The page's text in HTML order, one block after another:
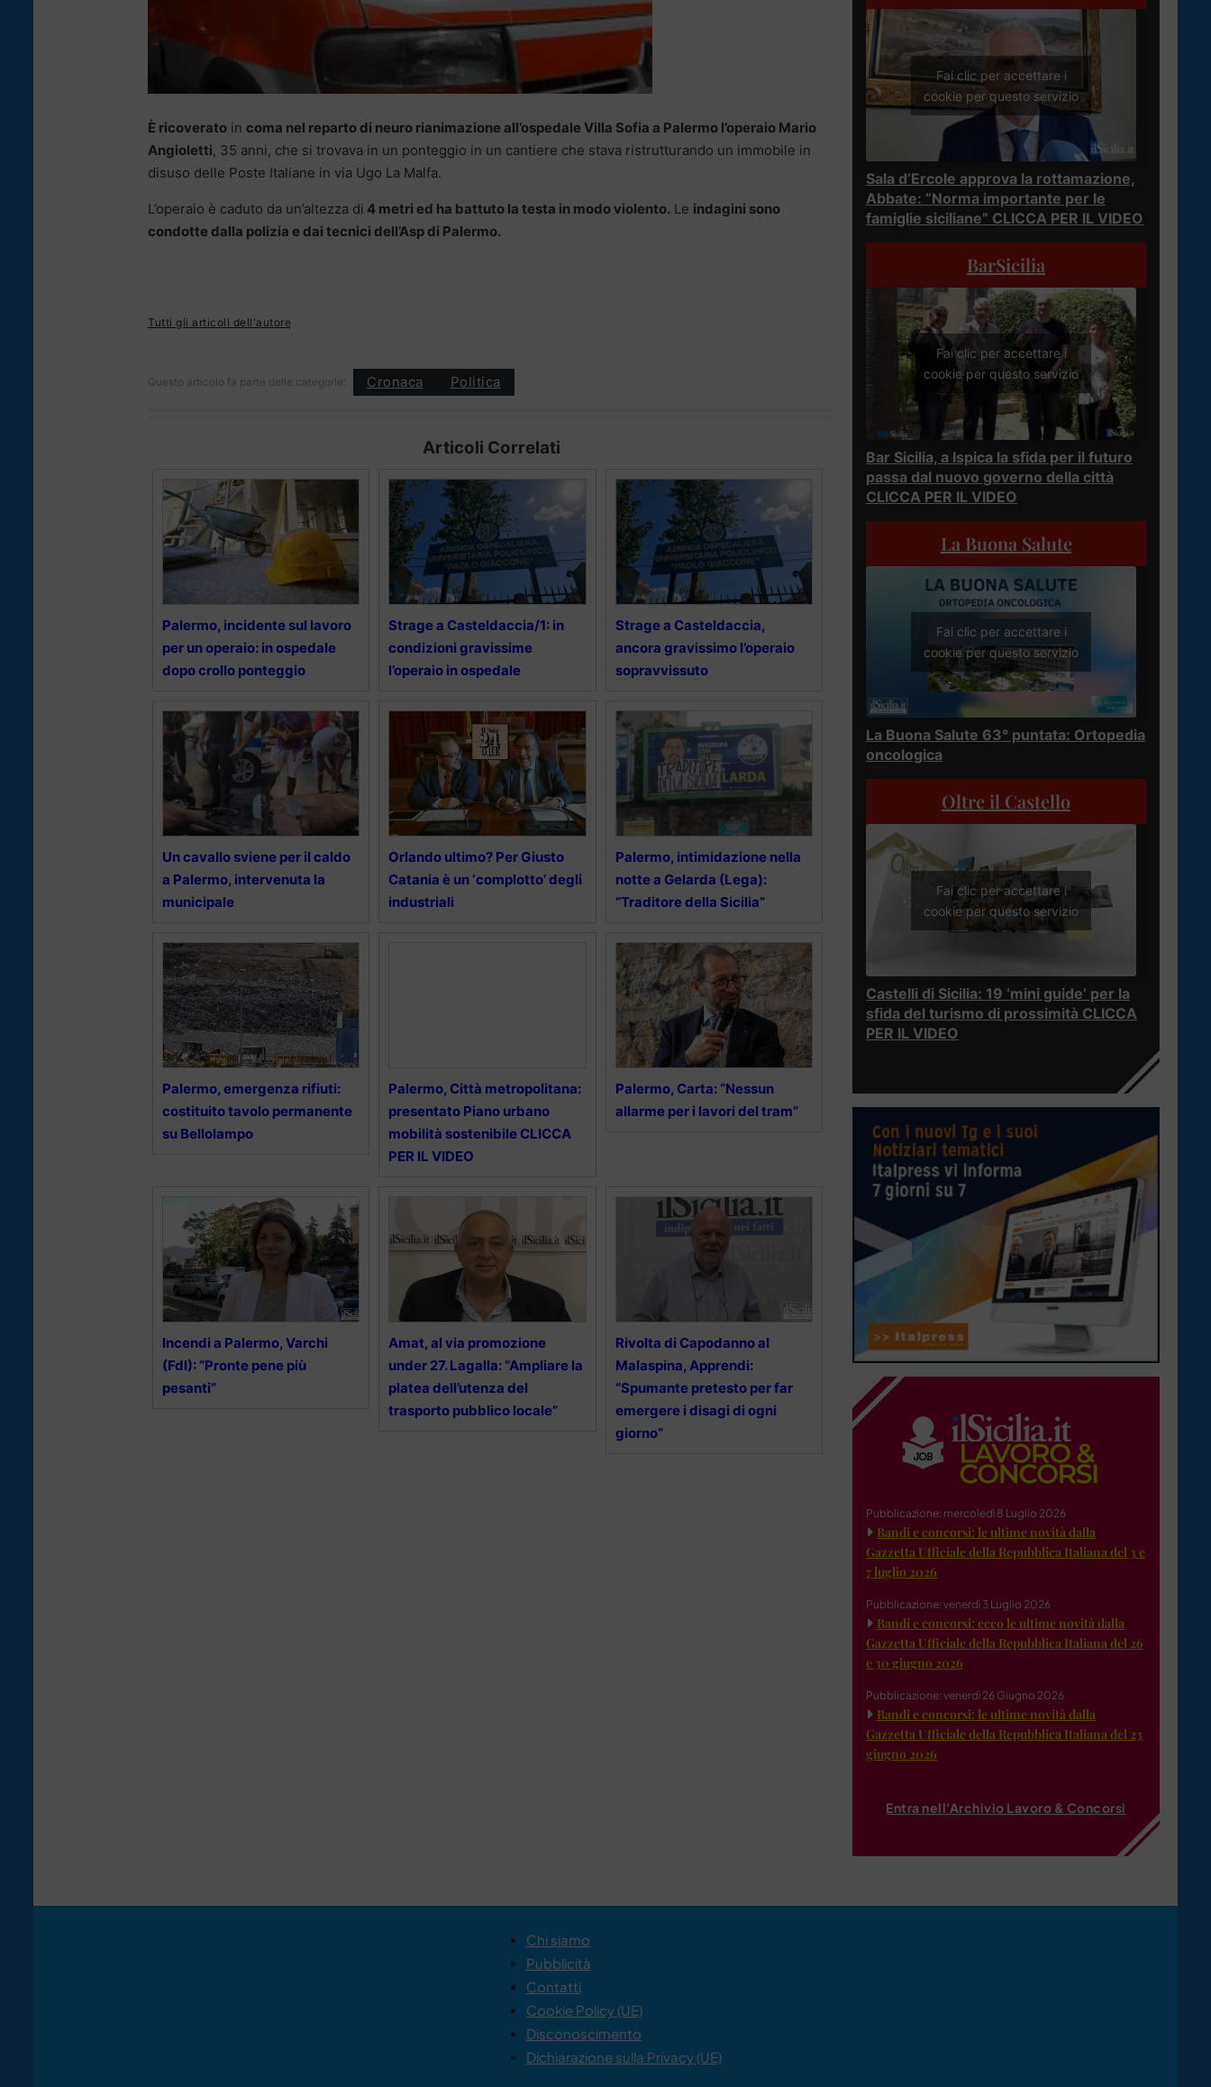
È ricoverato in coma nel reparto di neuro rianimazione all’ospedale Villa Sofia a Palermo l’operaio Mario
Angioletti, 35 anni, che si trovava in un ponteggio in un cantiere che stava ristrutturando un immobile in
disuso delle Poste Italiane in via Ugo La Malfa.
L’operaio è caduto da un’altezza di 4 metri ed ha battuto la testa in modo violento. Le indagini sono
condotte dalla polizia e dai tecnici dell’Asp di Palermo.
Tutti gli articoli dell'autore
Questo articolo fa parte delle categorie: Cronaca Politica
Articoli Correlati
Palermo, incidente sul lavoro
per un operaio: in ospedale
dopo crollo ponteggio
Strage a Casteldaccia/1: in
condizioni gravissime
l’operaio in ospedale
Strage a Casteldaccia,
ancora gravissimo l’operaio
sopravvissuto
Un cavallo sviene per il caldo
a Palermo, intervenuta la
municipale
Orlando ultimo? Per Giusto
Catania è un ‘complotto’ degli
industriali
Palermo, intimidazione nella
notte a Gelarda (Lega):
“Traditore della Sicilia”
Palermo, emergenza rifiuti:
costituito tavolo permanente
su Bellolampo
Palermo, Città metropolitana:
presentato Piano urbano
mobilità sostenibile CLICCA
PER IL VIDEO
Palermo, Carta: “Nessun
allarme per i lavori del tram”
Incendi a Palermo, Varchi
(FdI): “Pronte pene più
pesanti”
Amat, al via promozione
under 27. Lagalla: “Ampliare la
platea dell’utenza del
trasporto pubblico locale”
Rivolta di Capodanno al
Malaspina, Apprendi:
“Spumante pretesto per far
emergere i disagi di ogni
giorno”
Fai clic per accettare i
cookie per questo servizio
Sala d’Ercole approva la rottamazione,
Abbate: “Norma importante per le
famiglie siciliane” CLICCA PER IL VIDEO
BarSicilia
Fai clic per accettare i
cookie per questo servizio
Bar Sicilia, a Ispica la sfida per il futuro
passa dal nuovo governo della città
CLICCA PER IL VIDEO
La Buona Salute
Fai clic per accettare i
cookie per questo servizio
La Buona Salute 63° puntata: Ortopedia
oncologica
Oltre il Castello
Fai clic per accettare i
cookie per questo servizio
Castelli di Sicilia: 19 ‘mini guide’ per la
sfida del turismo di prossimità CLICCA
PER IL VIDEO
Pubblicazione: mercoledì 8 Luglio 2026
Bandi e concorsi: le ultime novità dalla
Gazzetta Ufficiale della Repubblica Italiana del 3 e
7 luglio 2026
Pubblicazione: venerdì 3 Luglio 2026
Bandi e concorsi: ecco le ultime novità dalla
Gazzetta Ufficiale della Repubblica Italiana del 26
e 30 giugno 2026
Pubblicazione: venerdì 26 Giugno 2026
Bandi e concorsi: le ultime novità dalla
Gazzetta Ufficiale della Repubblica Italiana del 23
giugno 2026
Entra nell'Archivio Lavoro & Concorsi
Chi siamo
Pubblicità
Contatti
Cookie Policy (UE)
Disconoscimento
Dichiarazione sulla Privacy (UE)